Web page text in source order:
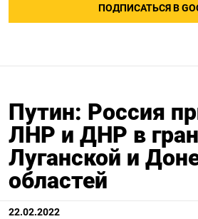
ПОДПИСАТЬСЯ В
Путин: Россия
ЛНР и ДНР в
Луганской и
областей
22.02.2022